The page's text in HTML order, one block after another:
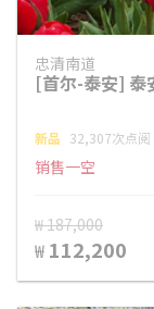
忠清南道
[首尔-泰安] 泰
新品 32,307次点阅
销售一空
₩ 187,000
₩ 112,200